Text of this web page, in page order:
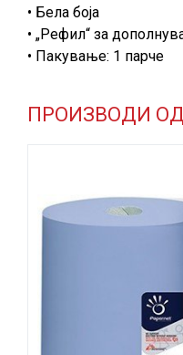
• Бела боја
• „Рефил“ за
• Пакување: 1 парче
ПРОИЗВОДИ